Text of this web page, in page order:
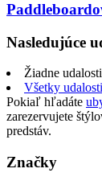
Nasledujúce
Žiadne udalosti
Všetky udalosti
Pokiaľ hľadáte
zarezervujete
predstáv.
Značky